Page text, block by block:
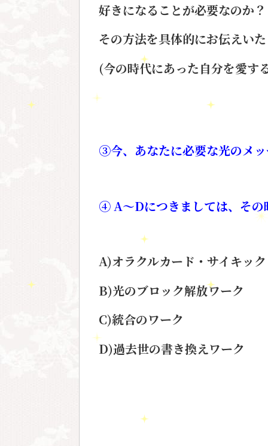
好きになることが必要なのか？
その方法を具体的にお伝えいた
(今の時代にあった自分を愛す
③今、あなたに必要な光のメ
④ A～Dにつきましては、その
A)オラクルカード・サイキッ
B)光のブロック解放ワーク
C)統合のワーク
D)過去世の書き換えワーク